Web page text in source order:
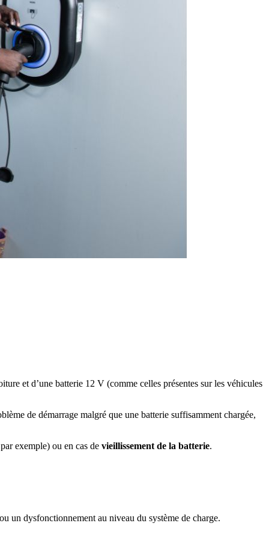
et d’une batterie 12 V (comme celles présentes sur les véhicules
de démarrage malgré que une batterie suffisamment chargée,
exemple) ou en cas de vieillissement de la batterie.
un dysfonctionnement au niveau du système de charge.